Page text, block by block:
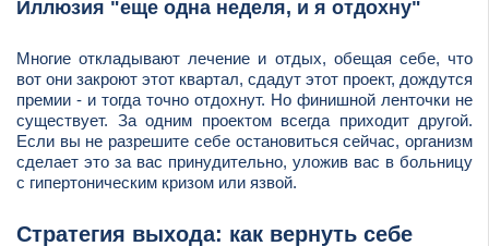
Иллюзия "еще одна неделя, и я отдохну"
Многие откладывают лечение и отдых, обещая себе, что
вот они закроют этот квартал, сдадут этот проект, дождутся
премии - и тогда точно отдохнут. Но финишной ленточки не
существует. За одним проектом всегда приходит другой.
Если вы не разрешите себе остановиться сейчас, организм
сделает это за вас принудительно, уложив вас в больницу
с гипертоническим кризом или язвой.
Стратегия выхода: как вернуть себе